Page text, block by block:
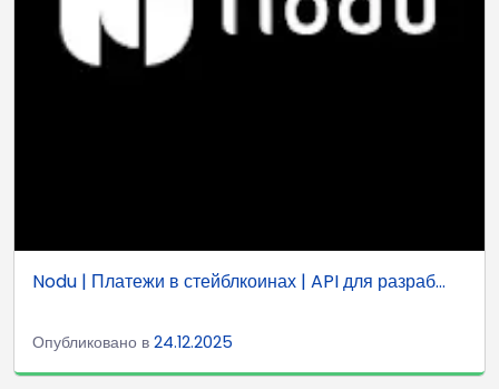
Nodu | Платежи в стейблкоинах | API для разраб...
Опубликовано в 24.12.2025